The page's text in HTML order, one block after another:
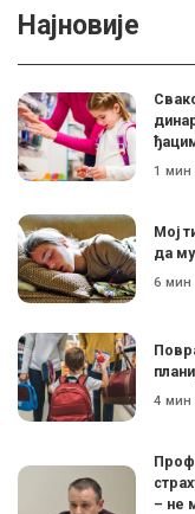
Најновије
1 мин
Мој
да
6 мин
4 мин
– не